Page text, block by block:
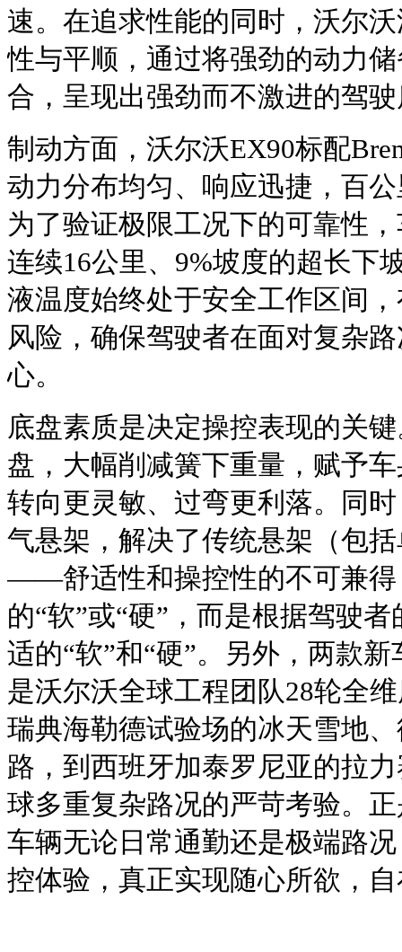
速。在追求性能的同时，沃尔
性与平顺，通过将强劲的动力
合，呈现出强劲而不激进的驾
制动方面，沃尔沃EX90标配
动力分布均匀、响应迅捷，百
为了验证极限工况下的可靠性
连续16公里、9%坡度的超长下
液温度始终处于安全工作区间
风险，确保驾驶者在面对复杂
心。
底盘素质是决定操控表现的关
盘，大幅削减簧下重量，赋予
转向更灵敏、过弯更利落。同
气悬架，解决了传统悬架（包
——舒适性和操控性的不可兼得
的“软”或“硬”，而是根据驾驶
适的“软”和“硬”。另外，两款
是沃尔沃全球工程团队28轮全
瑞典海勒德试验场的冰天雪地
路，到西班牙加泰罗尼亚的拉
球多重复杂路况的严苛考验。
车辆无论日常通勤还是极端路
控体验，真正实现随心所欲，